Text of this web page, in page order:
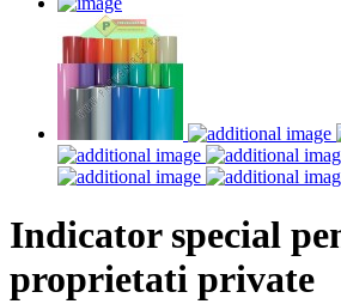
Indicator special
proprietati private